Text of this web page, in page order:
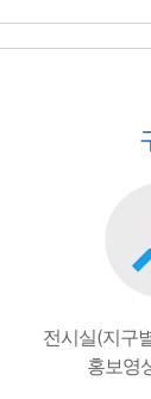
전시실(지구
홍보영